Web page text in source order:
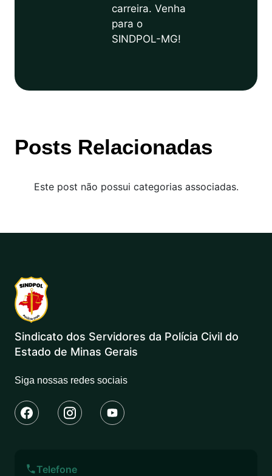
carreira. Venha
para o
SINDPOL-MG!
Posts Relacionadas
Este post não possui categorias associadas.
Sindicato dos Servidores da Polícia Civil do
Estado de Minas Gerais
Siga nossas redes sociais
Telefone